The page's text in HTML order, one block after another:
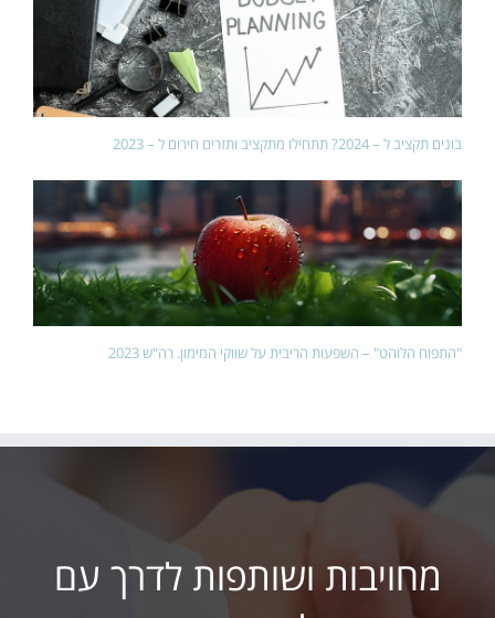
בונים תקציב ל – 2024? תתחילו מתקציב ותזרים חירום ל – 2023
"התפוח הלוהט" – השפעות הריבית על שווקי המימון. רה"ש 2023
מחויבות ושותפות לדרך עם